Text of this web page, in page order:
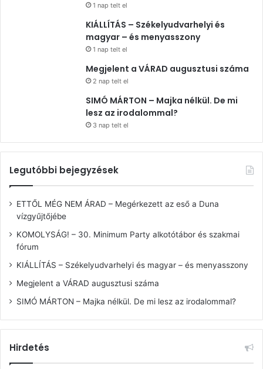
1 nap telt el
KIÁLLÍTÁS – Székelyudvarhelyi és
magyar – és menyasszony
1 nap telt el
Megjelent a VÁRAD augusztusi száma
2 nap telt el
SIMÓ MÁRTON – Majka nélkül. De mi
lesz az irodalommal?
3 nap telt el
Legutóbbi bejegyzések
ETTŐL MÉG NEM ÁRAD – Megérkezett az eső a Duna
vízgyűjtőjébe
KOMOLYSÁG! – 30. Minimum Party alkotótábor és szakmai
fórum
KIÁLLÍTÁS – Székelyudvarhelyi és magyar – és menyasszony
Megjelent a VÁRAD augusztusi száma
SIMÓ MÁRTON – Majka nélkül. De mi lesz az irodalommal?
Hirdetés